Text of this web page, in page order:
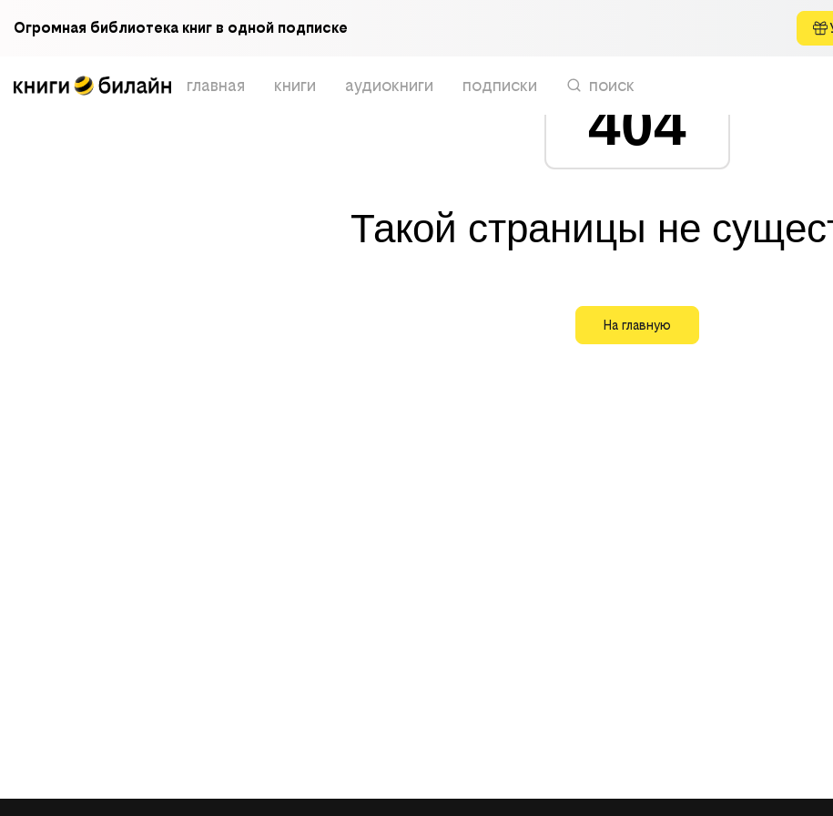
Огромная библиотека книг в одной подписке
главная книги аудиокниги подписки поиск
404
Такой страницы не
На главную